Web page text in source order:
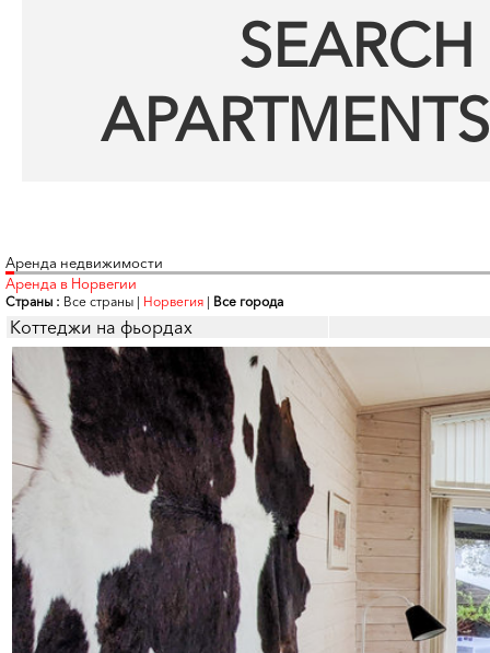
Аренда недвижимости
Аренда в Норвегии
Страны : Все страны | Норвегия | Все города
Коттеджи на фьордах